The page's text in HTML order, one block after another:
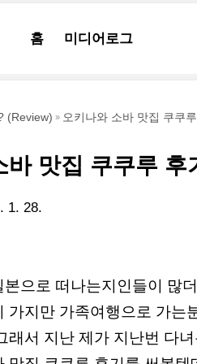
홈 미디어로그
(Review) 오키나와 소바 맛집 쿠쿠
바 맛집 쿠쿠루
1. 28.
으로 떠나는지인들이 많
가지만 가족여행으로 가는
래서 지난 제가 지난번 다